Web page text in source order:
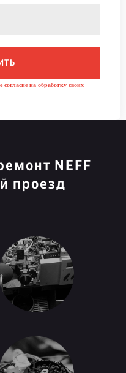
на обработку своих
NEFF
проезд